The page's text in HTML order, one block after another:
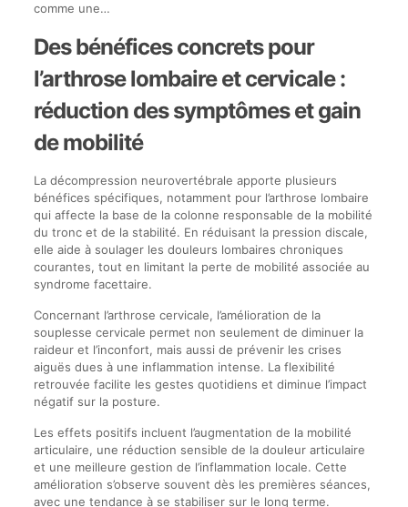
comme une…
Des bénéfices concrets pour
l’arthrose lombaire et cervicale :
réduction des symptômes et gain
de mobilité
La décompression neurovertébrale apporte plusieurs
bénéfices spécifiques, notamment pour l’arthrose lombaire
qui affecte la base de la colonne responsable de la mobilité
du tronc et de la stabilité. En réduisant la pression discale,
elle aide à soulager les douleurs lombaires chroniques
courantes, tout en limitant la perte de mobilité associée au
syndrome facettaire.
Concernant l’arthrose cervicale, l’amélioration de la
souplesse cervicale permet non seulement de diminuer la
raideur et l’inconfort, mais aussi de prévenir les crises
aiguës dues à une inflammation intense. La flexibilité
retrouvée facilite les gestes quotidiens et diminue l’impact
négatif sur la posture.
Les effets positifs incluent l’augmentation de la mobilité
articulaire, une réduction sensible de la douleur articulaire
et une meilleure gestion de l’inflammation locale. Cette
amélioration s’observe souvent dès les premières séances,
avec une tendance à se stabiliser sur le long terme.